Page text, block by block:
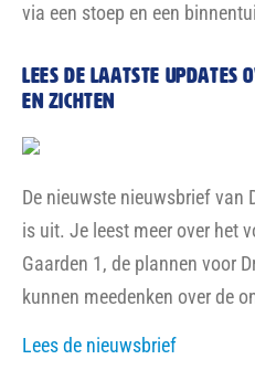
via een stoep en een
Lees de laatste updates
en zichten
De nieuwste nieuwsbrief van
is uit. Je leest meer over het
Gaarden 1, de plannen voor
kunnen meedenken over de
Lees de nieuwsbrief